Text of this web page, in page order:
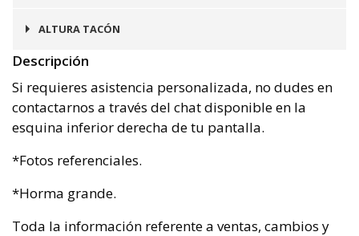
Integrada en Suela
ALTURA TACÓN
5 cm
Descripción
Si requieres asistencia personalizada, no dudes en
contactarnos a través del chat disponible en la
esquina inferior derecha de tu pantalla.
*Fotos referenciales.
*Horma grande.
Toda la información referente a ventas, cambios y